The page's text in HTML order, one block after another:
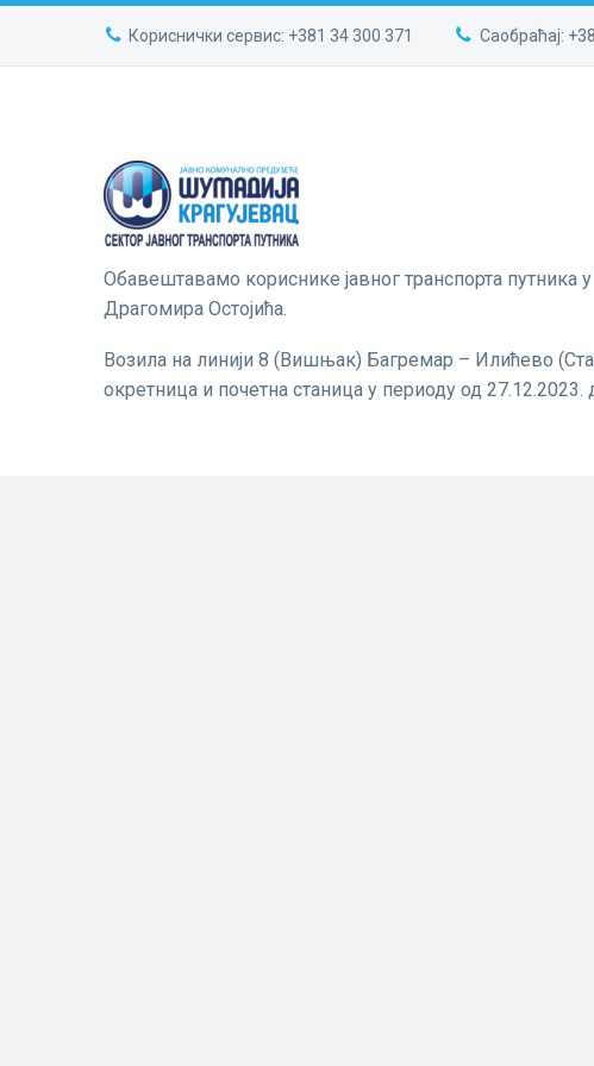
Кориснички сервис: +381 34 300 371 Саобраћај:
Обавештавамо кориснике јавног транспорта
Драгомира Остојића.
Возила на линији 8 (Вишњак) Багремар – Илићево
окретница и почетна станица у периоду од 27.12.2023.